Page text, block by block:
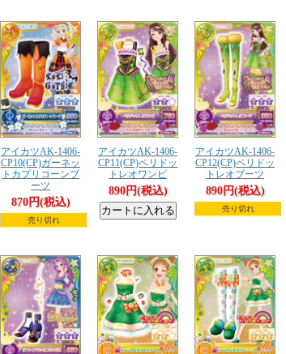
アイカツAK-1406-
CP10(CP)ガーネッ
トカプリコーンブ
ーツ
870円(税込)
売り切れ
アイカツAK-1406-
CP11(CP)ペリドッ
トレオワンピ
890円(税込)
アイカツAK-1406-
CP12(CP)ペリドッ
トレオブーツ
890円(税込)
売り切れ